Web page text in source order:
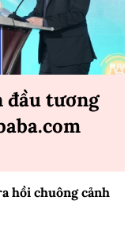
đầu tương
hồi chuông cảnh